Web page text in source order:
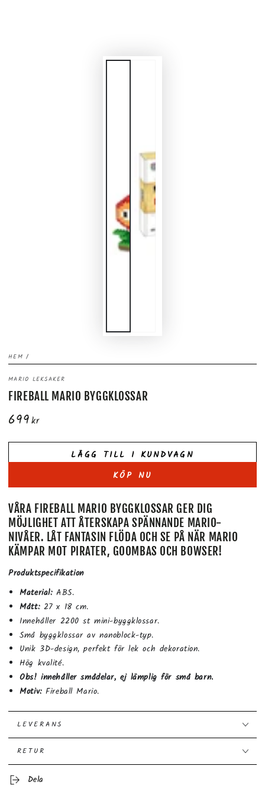
HEM /
MARIO LEKSAKER
FIREBALL MARIO BYGGKLOSSAR
Ordinarie
699kr
LÄGG TILL I KUNDVAGN
KÖP NU
VÅRA FIREBALL MARIO BYGGKLOSSAR GER DIG
MÖJLIGHET ATT ÅTERSKAPA SPÄNNANDE MARIO-
NIVÅER. LÅT FANTASIN FLÖDA OCH SE PÅ NÄR MARIO
KÄMPAR MOT PIRATER, GOOMBAS OCH BOWSER!
Produktspecifikation
Material: ABS.
Mått:27 x 18 cm.
Innehåller 2200 st mini-byggklossar.
Små byggklossar av nanoblock-typ.
Unik 3D-design, perfekt för lek och dekoration.
Hög kvalité.
Obs! innehåller smådelar, ej lämplig för små barn.
Motiv:Fireball Mario.
LEVERANS
RETUR
Dela